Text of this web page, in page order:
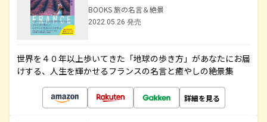
BOOKS 旅の名言＆絶景
2022.05.26 発売
世界を４０年以上歩いてきた「地球の歩き方」があなたにお届
けする、人生を輝かせるフランスの名言と癒やしの絶景集
詳細を見る